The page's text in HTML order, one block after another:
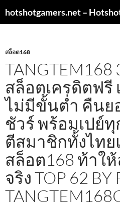
เนื้อหา
สล็อต168
TANGTEM168
สล็อตเครดิตฟรี
ไม่มีขั้นต่ำ คืนย
ชัวร์ พร้อมเปย์
ตีสมาชิกทั้งไท
สล็อต168 ท้าใ
จริง TOP 62 BY